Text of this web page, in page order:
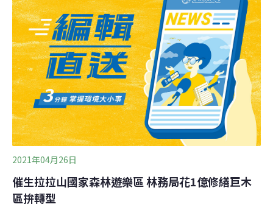
局、農業局、風管處、復興區民代表會及各里里長與復興
區農會，一同見證暗空慶典的開幕。記者會上，更有資深
農民米臼阿公現身分享種植甜柿30多年的經驗，強調順應
自然的農作方式，邀請大眾上山親自體會拉拉山豐富的生
態與「沒有光害的星空」。復興區區長蘇佐璽表示，公所
自去年開始，便在不同季節的農產品推廣活動中搭配豐富
的活動。本次慶典是首次將當季的甜柿推廣活動與暗空主
題結合，希望在今年底為甜柿行銷創造一次「創新結
合」，藉此讓復興區的觀光持續進步。桃園市政府風
2021年04月26日
催生拉拉山國家森林遊樂區 林務局花1億修繕巨木
區拚轉型